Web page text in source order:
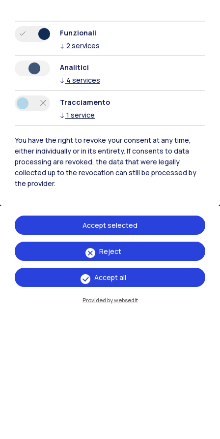
Residenze
Milano Leonardo
Milano Bovisa
Cremona
Funzionali
↓ 2 services
Analitici
↓ 4 services
Tracciamento
↓ 1 service
You have the right to revoke your consent at any time,
either individually or in its entirety. If consents to data
processing are revoked, the data that were legally
collected up to the revocation can still be processed by
the provider.
Reject
Accept selected
Accept all
Provided by websedit